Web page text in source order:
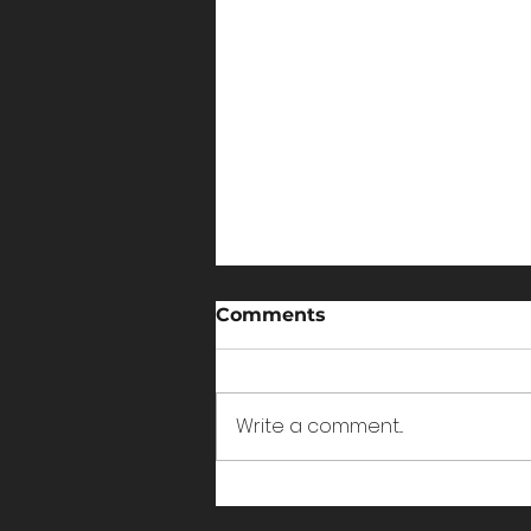
Kako da Definišem
Comments
Write a comment...